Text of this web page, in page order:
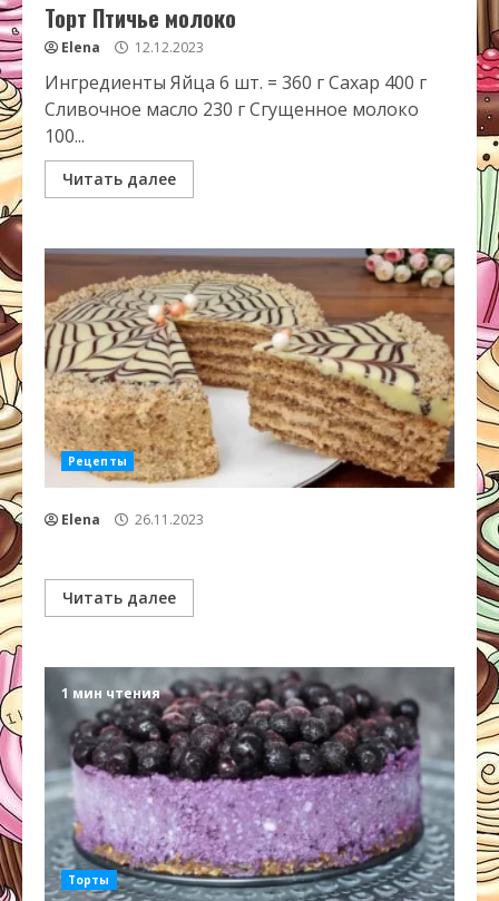
Торт Птичье молоко
Elena 12.12.2023
Ингредиенты Яйца 6 шт. = 360 г Сахар 400 г
Сливочное масло 230 г Сгущенное молоко
100...
Читать далее
Рецепты
Elena 26.11.2023
Читать далее
1 мин чтения
Торты